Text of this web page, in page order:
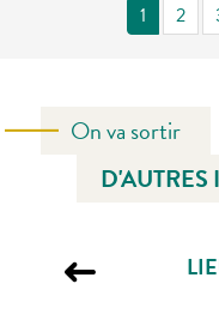
1 2
On va sortir